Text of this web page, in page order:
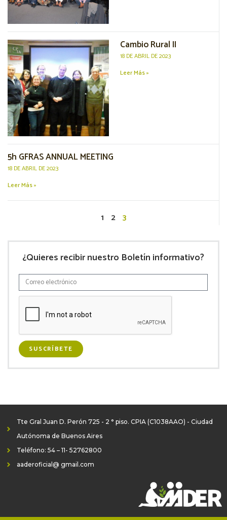
Cambio Rural II
18 DE ABRIL DE 2023
Leer Más »
5h GFRAS ANNUAL MEETING
18 DE ABRIL DE 2023
Leer Más »
1 2 3
¿Quieres recibir nuestro Boletín informativo?
SUSCRÍBETE
Tte Gral Juan D. Perón 725 - 2 ° piso. CPIA (C1038AAO) - Ciudad
Autónoma de Buenos Aires
Teléfono: 54 – 11- 52762800
aaderoficial@ gmail.com